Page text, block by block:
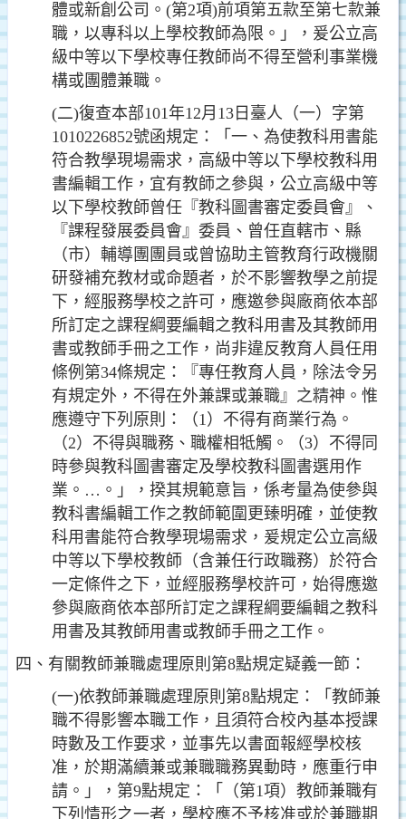
體或新創公司。(第2項)前項第五款至第七款兼
職，以專科以上學校教師為限。」，爰公立高
級中等以下學校專任教師尚不得至營利事業機
構或團體兼職。
(二)復查本部101年12月13日臺人（一）字第
1010226852號函規定：「一、為使教科用書能
符合教學現場需求，高級中等以下學校教科用
書編輯工作，宜有教師之參與， 公立高級中等
以下學校教師曾任『教科圖書審定委員會』、
『課程發展委員會』委員、曾任直轄市、縣
（市） 輔導團團員或曾協助主管教育行政機關
研發補充教材或命題者，於不影響教學之前提
下，經服務學校之許可， 應邀參與廠商依本部
所訂定之課程綱要編輯之教科用書及其教師用
書或教師手冊之工作，尚非違反教育人員任用
條例第34條規定：『專任教育人員，除法令另
有規定外，不得在外兼課或兼職』之精神。惟
應遵守下列原則
：（1）不得有商業行為。
（2）不得與職務、職權相牴觸。（3）不得同
時參與教科圖書審定及學校教科圖書選用作
業。…。」，揆其規範意旨，係考量為使參與
教科書編輯工作之教師範圍更臻明確，並使教
科用書能符合教學現場需求，爰規定公立高級
中等以下學校教師（含兼任行政職務）於符合
一定條件之下，並經服務學校許可，始得應邀
參與廠商依本部所訂定之課程綱要編輯之教科
用書及其教師用書或教師手冊之工作。
四、有關教師兼職處理原則第8點規定疑義一節：
(一)依教師兼職處理原則第8點規定：「教師兼
職不得影響本職工作，且須符合校內基本授課
時數及工作要求，並事先以書面報經學校核
准，於期滿續兼或兼職職務異動時，應重行申
請。」，第9點規定：「（第1項）教師兼職有
下列情形之一者，學校應不予核准或於兼職期